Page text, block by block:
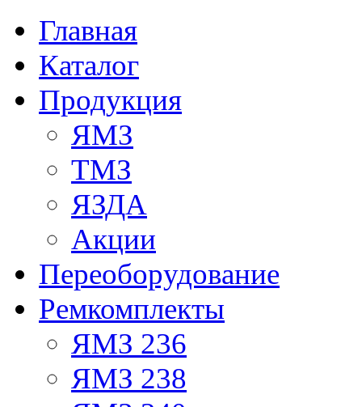
Главная
Каталог
Продукция
ЯМЗ
ТМЗ
ЯЗДА
Акции
Переоборудование
Ремкомплекты
ЯМЗ 236
ЯМЗ 238